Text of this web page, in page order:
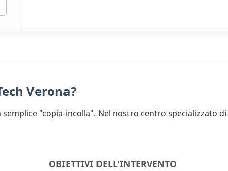
Verona?
semplice "copia-incolla". Nel nostro centro specializzato di
OBIETTIVI DELL'INTERVENTO